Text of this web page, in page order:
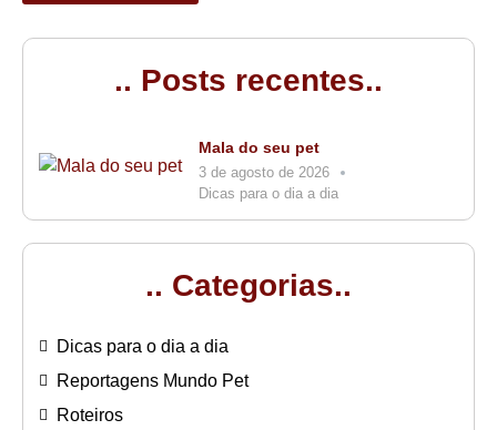
.. Posts recentes..
Mala do seu pet
3 de agosto de 2026
Dicas para o dia a dia
.. Categorias..
Dicas para o dia a dia
Reportagens Mundo Pet
Roteiros